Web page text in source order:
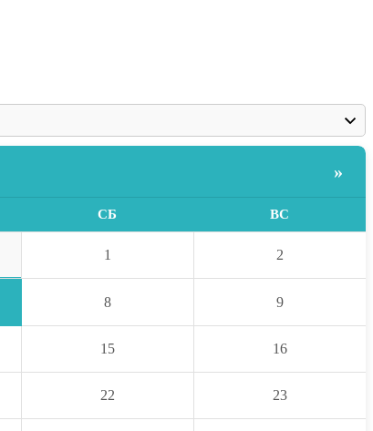
»
СБ ВС
1 2
8 9
15 16
22 23